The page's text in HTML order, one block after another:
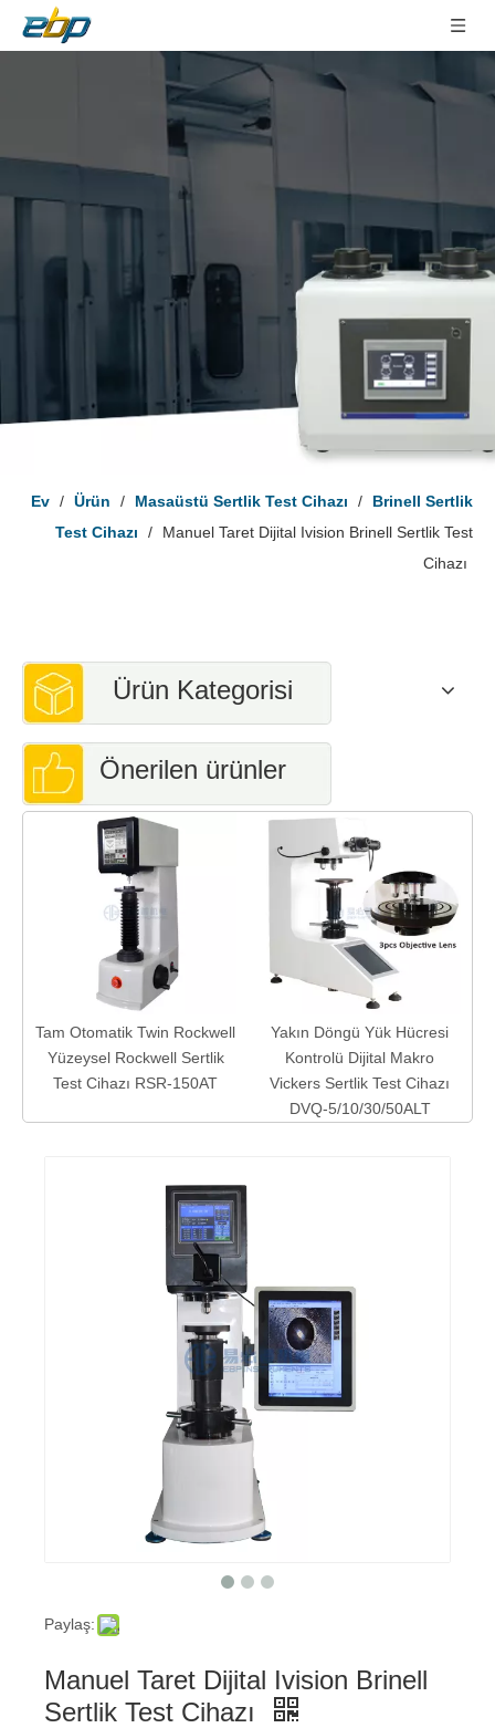
Ev / Ürün / Masaüstü Sertlik Test Cihazı /
Brinell Sertlik
Test Cihazı
/
Manuel Taret Dijital Ivision Brinell Sertlik Test
Cihazı
Ürün Kategorisi
Önerilen ürünler
Tam Otomatik Twin Rockwell
Yüzeysel Rockwell Sertlik
Test Cihazı RSR-150AT
Yakın Döngü Yük Hücresi
Kontrolü Dijital Makro
Vickers Sertlik Test Cihazı
DVQ-5/10/30/50ALT
Paylaş:
Manuel Taret Dijital Ivision Brinell
Sertlik Test Cihazı